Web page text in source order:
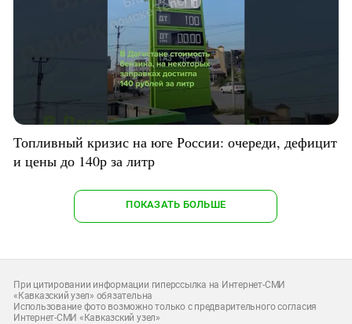
Топливный кризис на юге России: очереди, дефицит
и цены до 140р за литр
ПОКАЗАТЬ БОЛЬШЕ
При цитировании информации гиперссылка на Интернет-СМИ
«Кавказский узел» обязательна
Использование фото возможно только с предварительного согласия
Интернет-СМИ «Кавказский узел»